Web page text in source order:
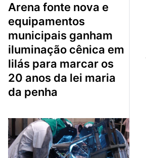
arena fonte nova e
equipamentos
municipais ganham
iluminação cênica em
lilás para marcar os
20 anos da lei maria
da penha